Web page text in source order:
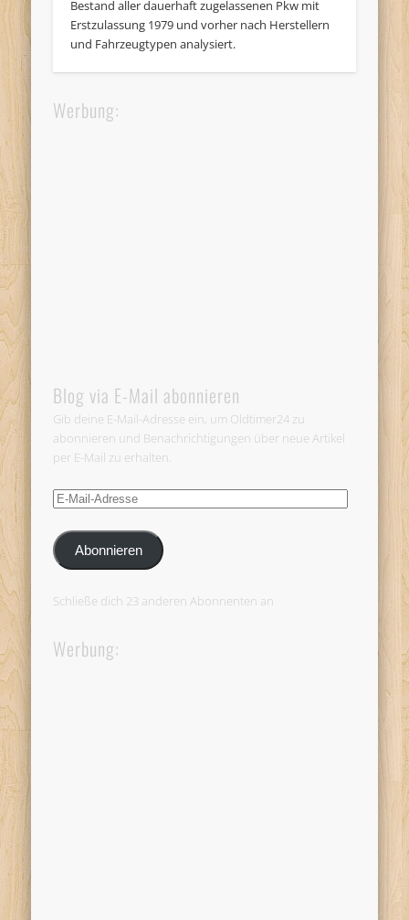
Bestand aller dauerhaft zugelassenen Pkw mit
Erstzulassung 1979 und vorher nach Herstellern
und Fahrzeugtypen analysiert.
Werbung:
Blog via E-Mail abonnieren
Gib deine E-Mail-Adresse ein, um Oldtimer24 zu
abonnieren und Benachrichtigungen über neue Artikel
per E-Mail zu erhalten.
E-
Adresse
Abonnieren
Schließe dich 23 anderen Abonnenten an
Werbung: